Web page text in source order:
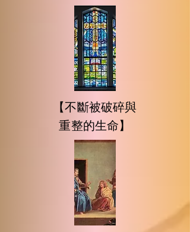
【不斷被破碎與
重整的生命】